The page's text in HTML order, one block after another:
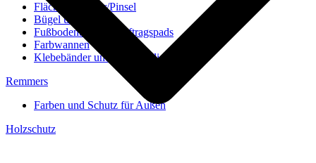
Flächenstreicher/Pinsel
Bügel und Rollen
Fußbodenbürsten/Auftragspads
Farbwannen
Klebebänder und Abdeckvlies
Remmers
Farben und Schutz für Außen
Holzschutz